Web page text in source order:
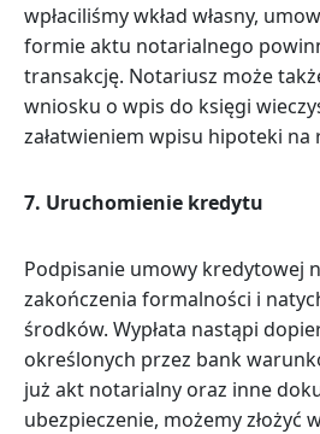
wpłaciliśmy wkład własny,
formie aktu notarialnego
transakcję. Notariusz może
wniosku o wpis do księgi
załatwieniem wpisu hipoteki na
7. Uruchomienie kredytu
Podpisanie umowy kredytowej
zakończenia formalności i
środków. Wypłata nastąpi
określonych przez bank
już akt notarialny oraz inne
ubezpieczenie, możemy złożyć